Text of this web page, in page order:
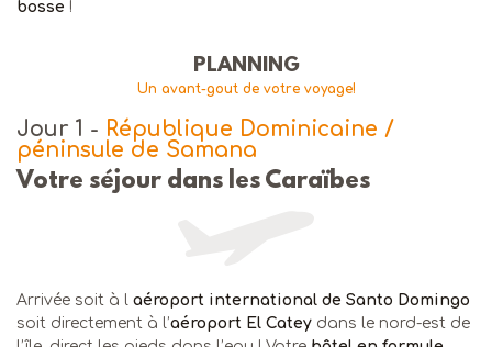
bosse !
PLANNING
Un avant-gout de votre voyage!
Jour 1 - République Dominicaine /
péninsule de Samana
Votre séjour dans les Caraïbes
Arrivée soit à l aéroport international de Santo Domingo
soit directement à l’aéroport El Catey dans le nord-est de